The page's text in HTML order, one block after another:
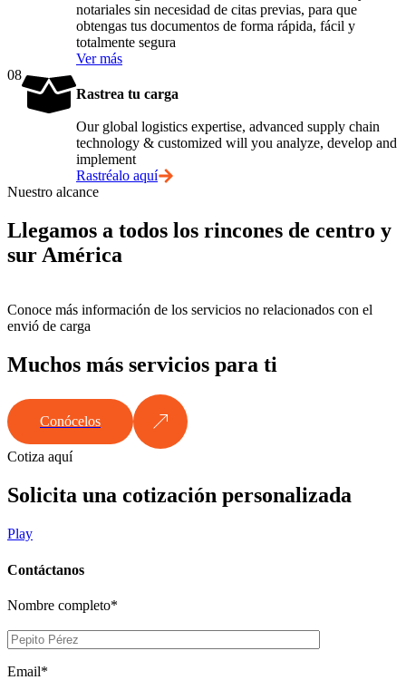
notariales sin necesidad de citas previas, para que
obtengas tus documentos de forma rápida, fácil y
totalmente segura
Ver más
08
Rastrea tu carga
Our global logistics expertise, advanced supply chain
technology & customized will you analyze, develop and
implement
Rastréalo aquí
Nuestro alcance
Llegamos a todos los rincones de centro y
sur América
Conoce más información de los servicios no relacionados con el
envió de carga
Muchos más servicios para ti
Conócelos
Cotiza aquí
Solicita una cotización personalizada
Play
Contáctanos
Nombre completo*
Email*